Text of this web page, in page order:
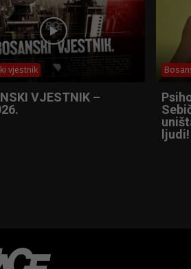
vjestnik
VJESTNIK –
ljudi!